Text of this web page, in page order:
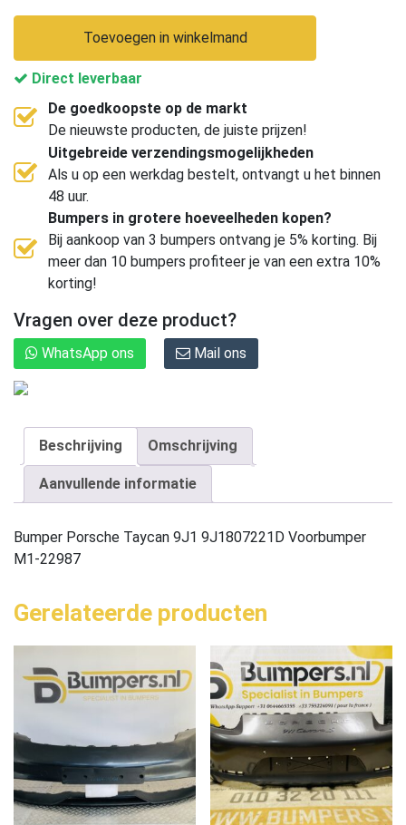
Toevoegen in winkelmand
Direct leverbaar
De goedkoopste op de markt
De nieuwste producten, de juiste prijzen!
Uitgebreide verzendingsmogelijkheden
Als u op een werkdag bestelt, ontvangt u het binnen
48 uur.
Bumpers in grotere hoeveelheden kopen?
Bij aankoop van 3 bumpers ontvang je 5% korting. Bij
meer dan 10 bumpers profiteer je van een extra 10%
korting!
Vragen over deze product?
WhatsApp ons Mail ons
Beschrijving Omschrijving
Aanvullende informatie
Bumper Porsche Taycan 9J1 9J1807221D Voorbumper
M1-22987
Gerelateerde producten